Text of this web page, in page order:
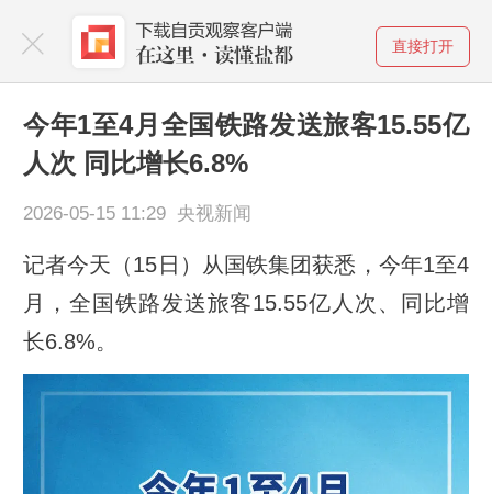
直接打开
今年1至4月全国铁路发送旅客15.55亿
人次 同比增长6.8%
2026-05-15 11:29 央视新闻
记者今天（15日）从国铁集团获悉，今年1至4
月，全国铁路发送旅客15.55亿人次、同比增
长6.8%。